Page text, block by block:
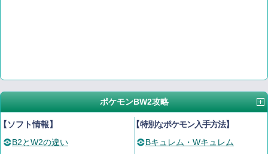
ポケモンBW2攻略
ソフト情報】
B2とW2の違い
【特別なポケモン入手方法】
Bキュレム・Wキュレム